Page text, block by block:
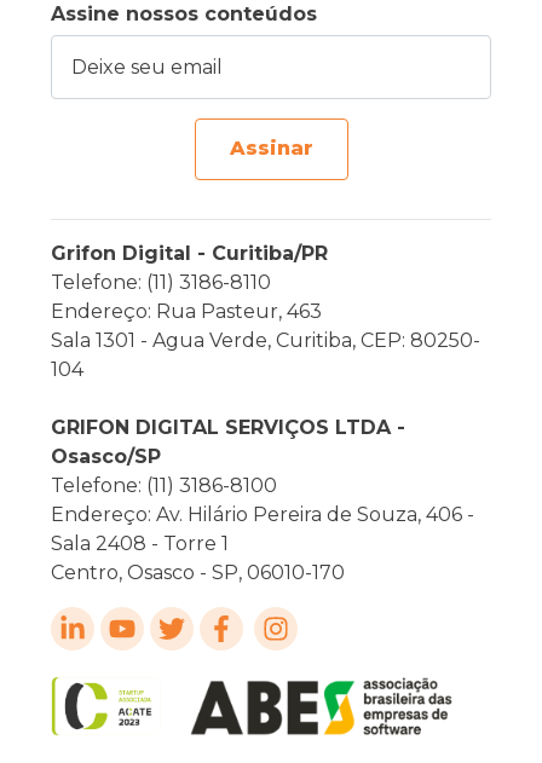
Assine nossos conteúdos
Assinar
Grifon Digital - Curitiba/PR
Telefone: (11) 3186-8110
Endereço: Rua Pasteur, 463
Sala 1301 - Agua Verde, Curitiba, CEP: 80250-
104
GRIFON DIGITAL SERVIÇOS LTDA -
Osasco/SP
Telefone: (11) 3186-8100
Endereço: Av. Hilário Pereira de Souza, 406 -
Sala 2408 - Torre 1
Centro, Osasco - SP, 06010-170